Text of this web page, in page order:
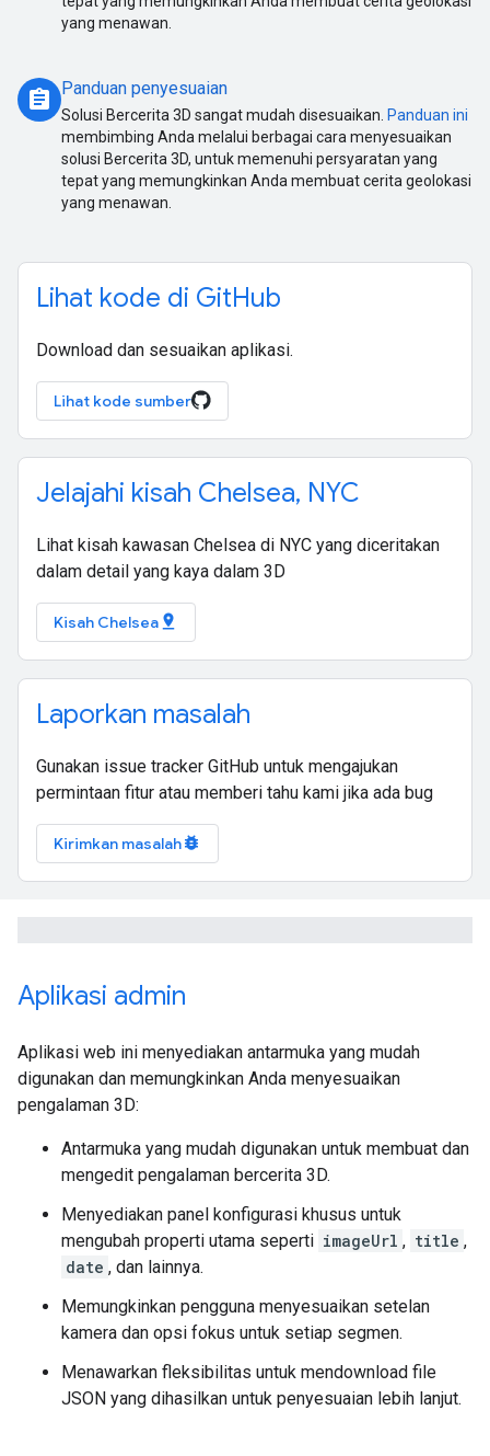
yang menawan.
assignment Panduan penyesuaian
Solusi Bercerita 3D sangat mudah disesuaikan. Panduan ini
membimbing Anda melalui berbagai cara menyesuaikan
solusi Bercerita 3D, untuk memenuhi persyaratan yang
tepat yang memungkinkan Anda membuat cerita geolokasi
yang menawan.
Lihat kode di GitHub
Download dan sesuaikan aplikasi.
Lihat kode sumber
Jelajahi kisah Chelsea, NYC
Lihat kisah kawasan Chelsea di NYC yang diceritakan
dalam detail yang kaya dalam 3D
Kisah Chelsea pin_drop
Laporkan masalah
Gunakan issue tracker GitHub untuk mengajukan
permintaan fitur atau memberi tahu kami jika ada bug
Kirimkan masalahbug_report
Aplikasi admin
Aplikasi web ini menyediakan antarmuka yang mudah
digunakan dan memungkinkan Anda menyesuaikan
pengalaman 3D:
Antarmuka yang mudah digunakan untuk membuat dan
mengedit pengalaman bercerita 3D.
Menyediakan panel konfigurasi khusus untuk
mengubah properti utama seperti imageUrl , title ,
date , dan lainnya.
Memungkinkan pengguna menyesuaikan setelan
kamera dan opsi fokus untuk setiap segmen.
Menawarkan fleksibilitas untuk mendownload file
JSON yang dihasilkan untuk penyesuaian lebih lanjut.